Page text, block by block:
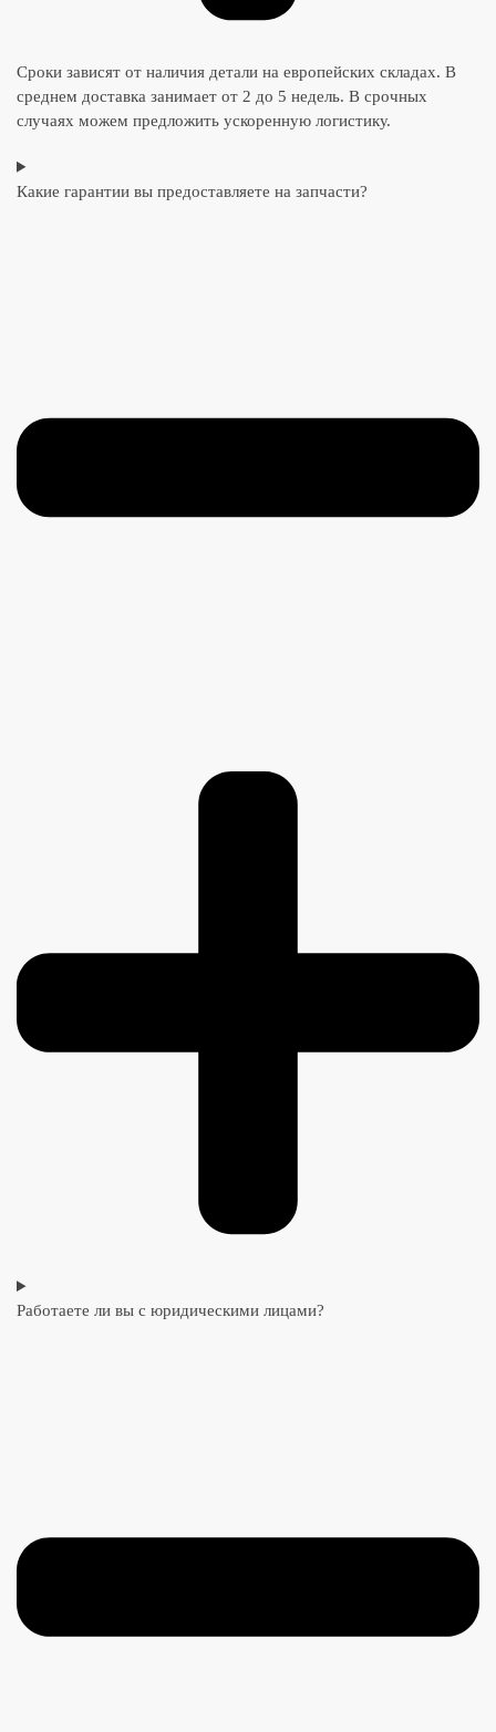
Сроки зависят от наличия детали на европейских складах. В
среднем доставка занимает от 2 до 5 недель. В срочных
случаях можем предложить ускоренную логистику.
Какие гарантии вы предоставляете на запчасти?
Работаете ли вы с юридическими лицами?